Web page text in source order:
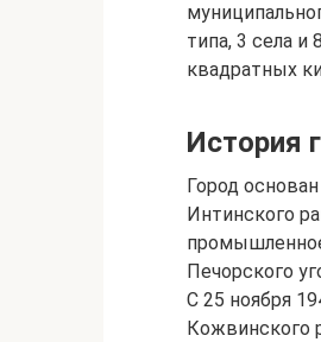
типа, 3 села
квадратных
История
Город
Интинского
Печорского
С 25 ноября
Кожвинского